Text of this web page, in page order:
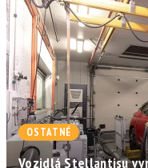
OSTATNÉ
Vozidlá Stellantisu